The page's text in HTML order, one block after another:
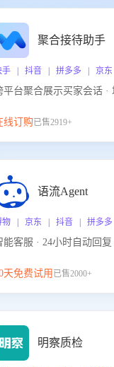
聚合接待助手
手 | 抖音 | 拼多多 | 京东
平台聚合展示买家会话 ·
线订购已售2919+
语流Agent
物 | 京东 | 抖音 | 拼多
能客服 · 24小时自动回
天免费试用 已售2000+
明察质检